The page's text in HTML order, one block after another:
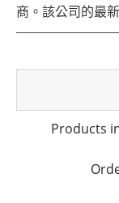
商。該公司的最
腦，旨在滿足汽
M133系列擁有
析度為1920 x
清晰度，使用戶
容並與之交互，
Products